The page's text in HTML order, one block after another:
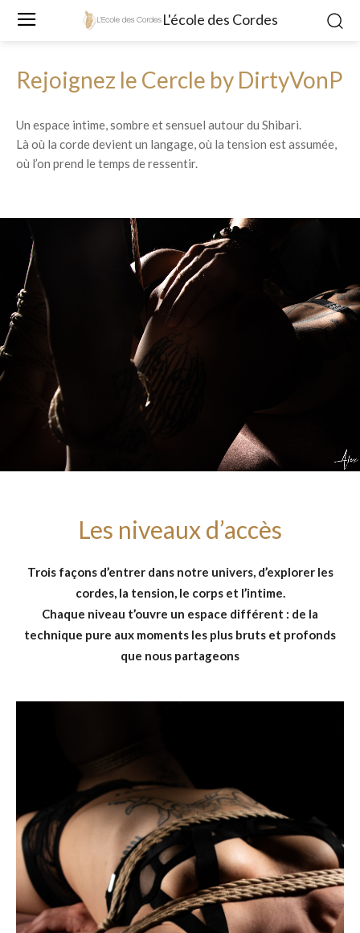
L'école des Cordes
Rejoignez le Cercle by DirtyVonP
Un espace intime, sombre et sensuel autour du Shibari.
Là où la corde devient un langage, où la tension est assumée,
où l’on prend le temps de ressentir.
Les niveaux d’accès
Trois façons d’entrer dans notre univers, d’explorer les
cordes, la tension, le corps et l’intime.
Chaque niveau t’ouvre un espace différent : de la
technique pure aux moments les plus bruts et profonds
que nous partageons